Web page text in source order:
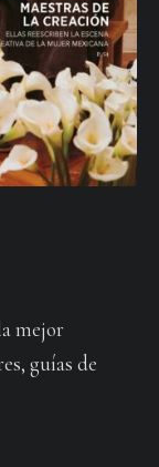
mejor
guías de